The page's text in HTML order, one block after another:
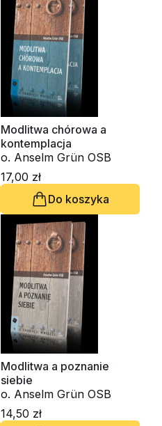
Modlitwa chórowa a
kontemplacja
o. Anselm Grün OSB
17,00 zł
Do koszyka
Modlitwa a poznanie
siebie
o. Anselm Grün OSB
14,50 zł